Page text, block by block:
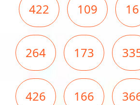
422 109 16
264 173
426 166